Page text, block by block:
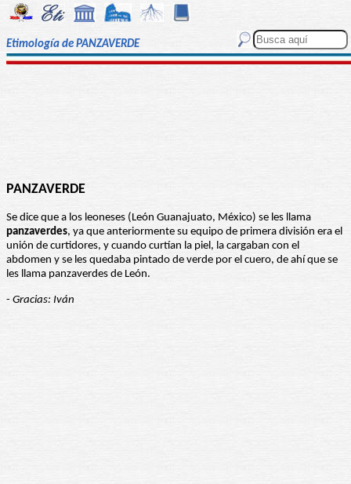
Etimología de PANZAVERDE
PANZAVERDE
Se dice que a los leoneses (León Guanajuato, México) se les llama
panzaverdes, ya que anteriormente su equipo de primera división era el
unión de curtidores, y cuando curtían la piel, la cargaban con el
abdomen y se les quedaba pintado de verde por el cuero, de ahí que se
les llama panzaverdes de León.
- Gracias: Iván